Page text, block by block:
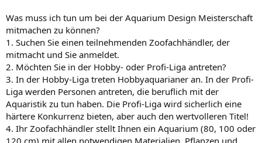
Was muss ich tun um bei der Aquarium Design Meisterschaft
mitmachen zu können?
1. Suchen Sie einen teilnehmenden Zoofachhändler, der
mitmacht und Sie anmeldet.
2. Möchten Sie in der Hobby- oder Profi-Liga antreten?
3. In der Hobby-Liga treten Hobbyaquarianer an. In der Profi-
Liga werden Personen antreten, die beruflich mit der
Aquaristik zu tun haben. Die Profi-Liga wird sicherlich eine
härtere Konkurrenz bieten, aber auch den wertvolleren Titel!
4. Ihr Zoofachhändler stellt Ihnen ein Aquarium (80, 100 oder